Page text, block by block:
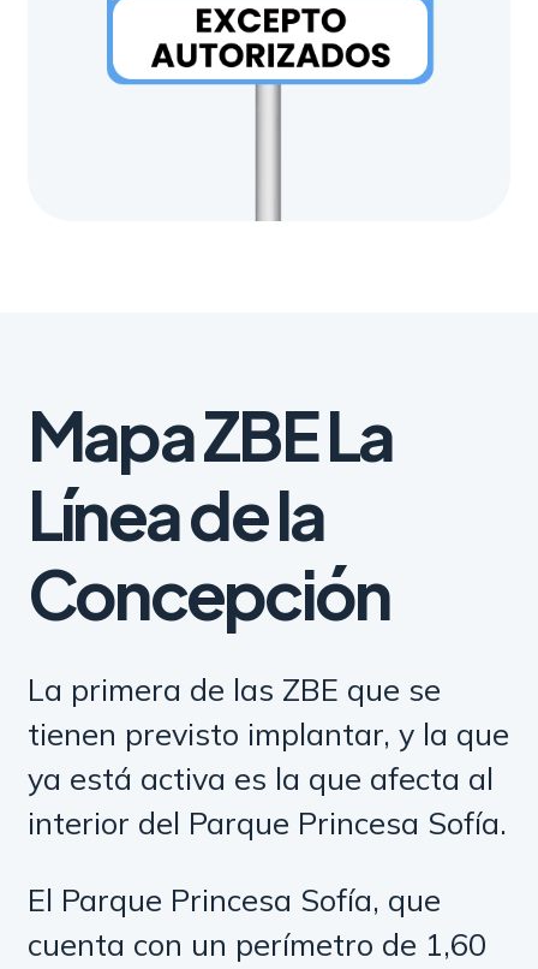
Mapa ZBE La
Línea de la
Concepción
La primera de las ZBE que se
tienen previsto implantar, y la que
ya está activa es la que afecta al
interior del Parque Princesa Sofía.
El Parque Princesa Sofía, que
cuenta con un perímetro de 1,60